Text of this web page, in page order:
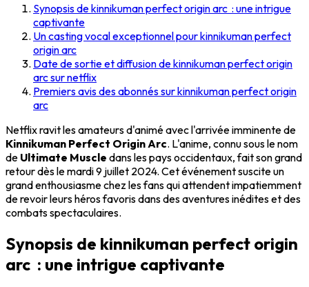
Synopsis de kinnikuman perfect origin arc : une intrigue
captivante
Un casting vocal exceptionnel pour kinnikuman perfect
origin arc
Date de sortie et diffusion de kinnikuman perfect origin
arc sur netflix
Premiers avis des abonnés sur kinnikuman perfect origin
arc
Netflix ravit les amateurs d'animé avec l'arrivée imminente de
Kinnikuman Perfect Origin Arc. L'anime, connu sous le nom
de Ultimate Muscle dans les pays occidentaux, fait son grand
retour dès le mardi 9 juillet 2024. Cet événement suscite un
grand enthousiasme chez les fans qui attendent impatiemment
de revoir leurs héros favoris dans des aventures inédites et des
combats spectaculaires.
Synopsis de kinnikuman perfect origin
arc : une intrigue captivante